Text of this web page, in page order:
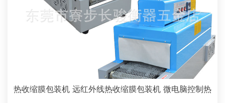
热收缩膜包装机 远红外线热收缩膜包装机 微电脑控制热